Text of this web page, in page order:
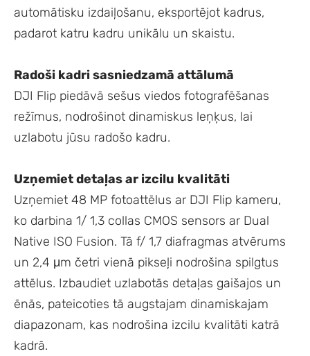
automātisku izdaiļošanu, eksportējot kadrus,
padarot katru kadru unikālu un skaistu.
Radoši kadri sasniedzamā attālumā
DJI Flip piedāvā sešus viedos fotografēšanas
režīmus, nodrošinot dinamiskus leņķus, lai
uzlabotu jūsu radošo kadru.
Uzņemiet detaļas ar izcilu kvalitāti
Uzņemiet 48 MP fotoattēlus ar DJI Flip kameru,
ko darbina 1/ 1,3 collas CMOS sensors ar Dual
Native ISO Fusion. Tā f/ 1,7 diafragmas atvērums
un 2,4 μm četri vienā pikseļi nodrošina spilgtus
attēlus. Izbaudiet uzlabotās detaļas gaišajos un
ēnās, pateicoties tā augstajam dinamiskajam
diapazonam, kas nodrošina izcilu kvalitāti katrā
kadrā.